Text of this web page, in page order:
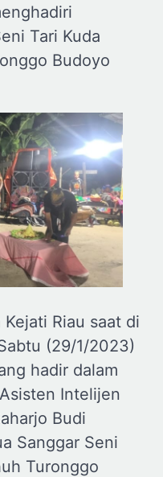
Tari Kuda
Budoyo
Riau saat di
(29/1/2023)
hadir dalam
Intelijen
Budi
Sanggar Seni
Turonggo